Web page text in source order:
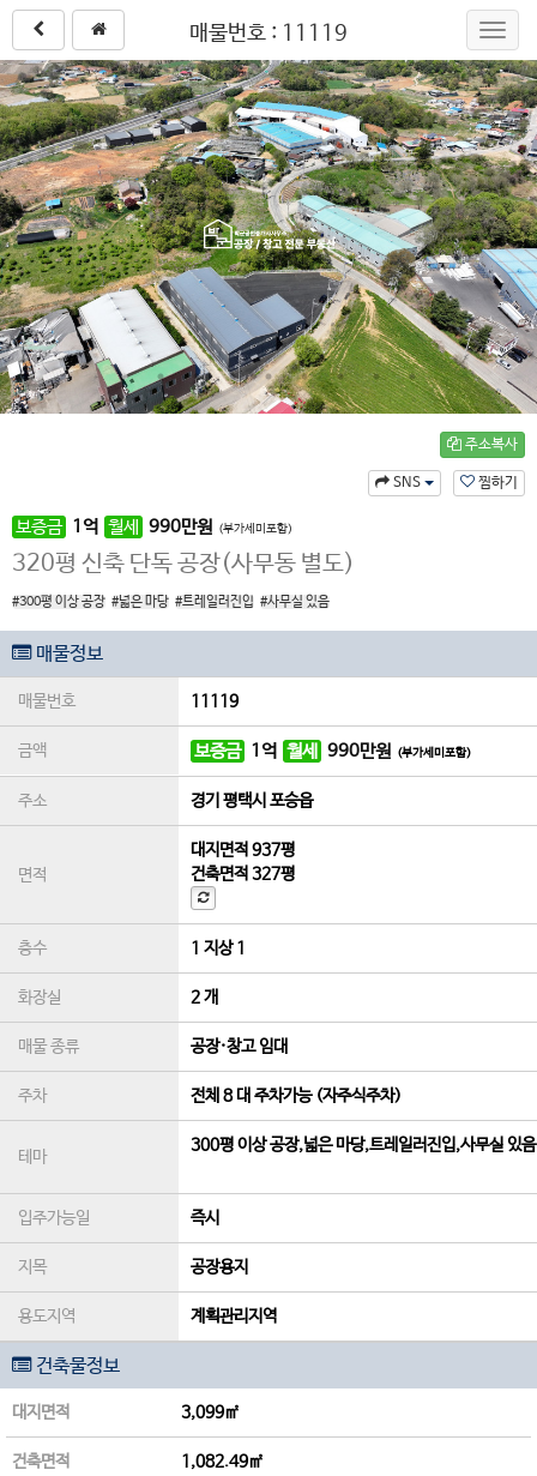
매물번호 : 11119
주소복사
찜하기
SNS
보증금 1 억 월세 990만원 (부가세미포함)
320평 신축 단독 공장(사무동 별도)
#300평 이상 공장 #넓은 마당 #트레일러진입 #사무실 있음
매물정보
매물번호 11119
금액 보증금 1 억 월세 990만원 (부가세미포함)
주소 경기 평택시 포승읍
면적
대지면적937평
건축면적327평
층수 1 지상 1
화장실 2 개
매물 종류 공장·창고 임대
주차 전체 8 대 주차가능 (자주식주차)
테마
300평 이상 공장,넓은 마당,트레일러진입,사무실 있음
입주가능일 즉시
지목 공장용지
용도지역 계획관리지역
건축물정보
대지면적 3,099㎡
건축면적 1,082.49㎡